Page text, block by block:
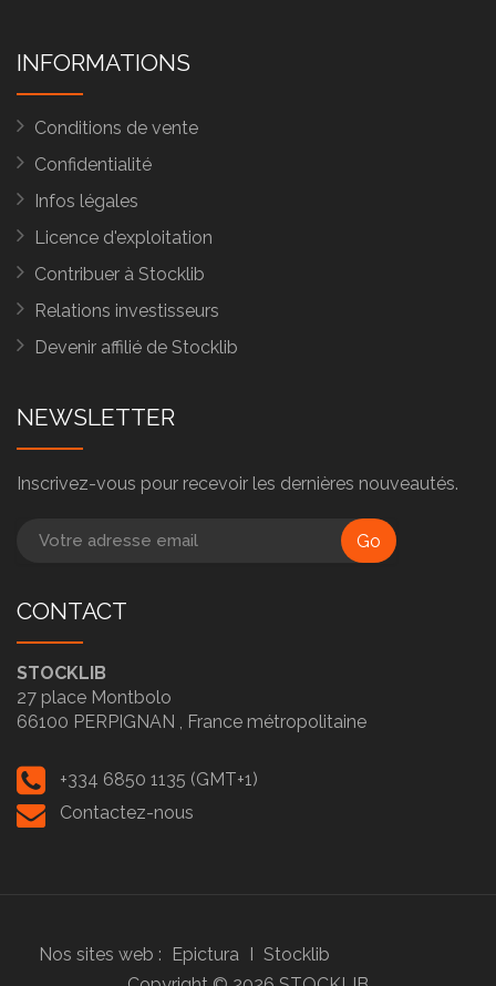
INFORMATIONS
Conditions de vente
Confidentialité
Infos légales
Licence d'exploitation
Contribuer à Stocklib
Relations investisseurs
Devenir affilié de Stocklib
NEWSLETTER
Inscrivez-vous pour recevoir les dernières nouveautés.
Go
CONTACT
STOCKLIB
27 place Montbolo
66100 PERPIGNAN , France métropolitaine
+334 6850 1135 (GMT+1)
Contactez-nous
Nos sites web : Epictura I Stocklib